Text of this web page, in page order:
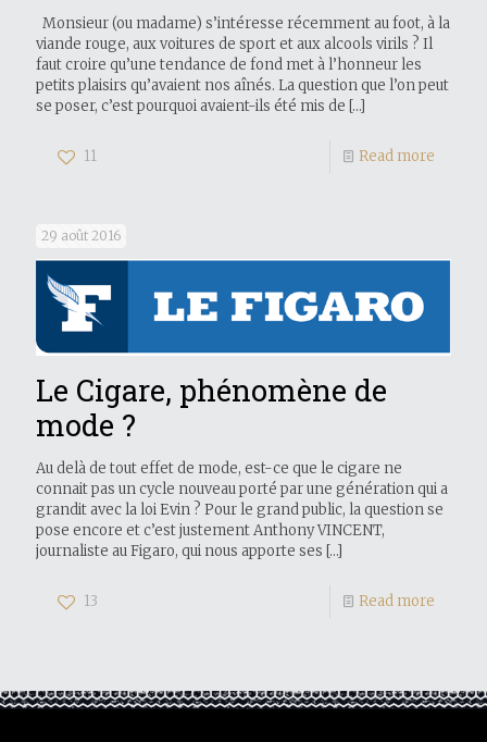
Monsieur (ou madame) s’intéresse récemment au foot, à la
viande rouge, aux voitures de sport et aux alcools virils ? Il
faut croire qu’une tendance de fond met à l’honneur les
petits plaisirs qu’avaient nos aînés. La question que l’on peut
se poser, c’est pourquoi avaient-ils été mis de […]
11 Read more
29 août 2016
Le Cigare, phénomène de
mode ?
Au delà de tout effet de mode, est-ce que le cigare ne
connait pas un cycle nouveau porté par une génération qui a
grandit avec la loi Evin ? Pour le grand public, la question se
pose encore et c’est justement Anthony VINCENT,
journaliste au Figaro, qui nous apporte ses […]
13 Read more